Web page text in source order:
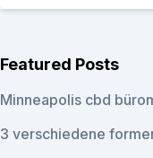
Featured Posts
Minneapolis cbd
3 verschiedene